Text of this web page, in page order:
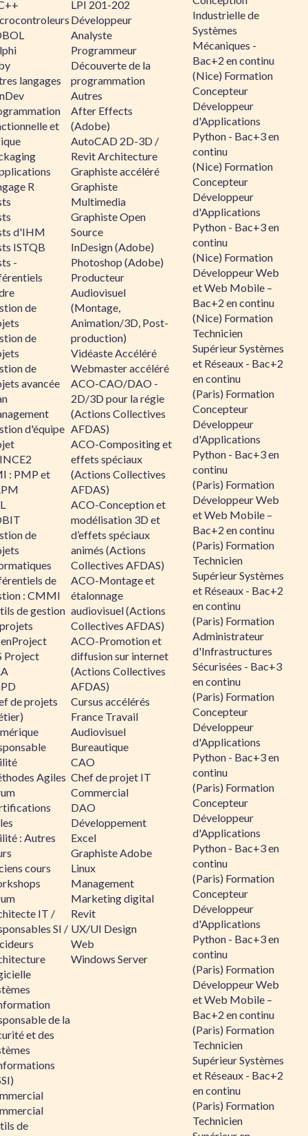
langages
et
R
d'IHM
ISTQB
-
de
de
de
avancée
d'équipe
: PMP et
de
de
: CMMI
de gestion
Project
de projets
Agiles
: Autres
cours
IT /
SI /
de la
et des
de
LPI 201-202
Développeur
Analyste
Programmeur
Découverte de la
programmation
Autres
After Effects
(Adobe)
AutoCAD 2D-3D /
Revit Architecture
Graphiste accéléré
Graphiste
Multimedia
Graphiste Open
Source
InDesign (Adobe)
Photoshop (Adobe)
Producteur
Audiovisuel
(Montage,
Animation/3D, Post-
production)
Vidéaste Accéléré
Webmaster accéléré
ACO-CAO/DAO -
2D/3D pour la régie
(Actions Collectives
AFDAS)
ACO-Compositing et
effets spéciaux
(Actions Collectives
AFDAS)
ACO-Conception et
modélisation 3D et
d’effets spéciaux
animés (Actions
Collectives AFDAS)
ACO-Montage et
étalonnage
audiovisuel (Actions
Collectives AFDAS)
ACO-Promotion et
diffusion sur internet
(Actions Collectives
AFDAS)
Cursus accélérés
France Travail
Audiovisuel
Bureautique
CAO
Chef de projet IT
Commercial
DAO
Développement
Excel
Graphiste Adobe
Linux
Management
Marketing digital
Revit
UX/UI Design
Web
Windows Server
Industrielle de
Systèmes
Mécaniques -
Bac+2 en continu
(Nice) Formation
Concepteur
Développeur
d'Applications
Python - Bac+3 en
continu
(Nice) Formation
Concepteur
Développeur
d'Applications
Python - Bac+3 en
continu
(Nice) Formation
Développeur Web
et Web Mobile –
Bac+2 en continu
(Nice) Formation
Technicien
Supérieur Systèmes
et Réseaux - Bac+2
en continu
(Paris) Formation
Concepteur
Développeur
d'Applications
Python - Bac+3 en
continu
(Paris) Formation
Développeur Web
et Web Mobile –
Bac+2 en continu
(Paris) Formation
Technicien
Supérieur Systèmes
et Réseaux - Bac+2
en continu
(Paris) Formation
Administrateur
d'Infrastructures
Sécurisées - Bac+3
en continu
(Paris) Formation
Concepteur
Développeur
d'Applications
Python - Bac+3 en
continu
(Paris) Formation
Concepteur
Développeur
d'Applications
Python - Bac+3 en
continu
(Paris) Formation
Concepteur
Développeur
d'Applications
Python - Bac+3 en
continu
(Paris) Formation
Développeur Web
et Web Mobile –
Bac+2 en continu
(Paris) Formation
Technicien
Supérieur Systèmes
et Réseaux - Bac+2
en continu
(Paris) Formation
Technicien